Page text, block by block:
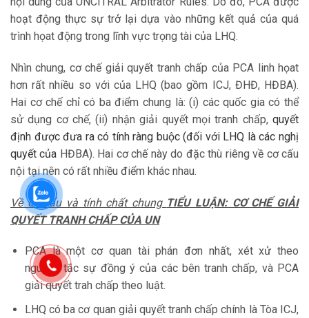
hoạt động thực sự trở lại dựa vào những kết quả của quá
trình họat động trong lĩnh vực trọng tài của LHQ.
Nhìn chung, cơ chế giải quyết tranh chấp của PCA linh họat
hơn rất nhiều so với của LHQ (bao gồm ICJ, ĐHĐ, HĐBA).
Hai cơ chế chỉ có ba điểm chung là: (i) các quốc gia có thể
sử dụng cơ chế, (ii) nhận giải quyết mọi tranh chấp, quyết
định được đưa ra có tính ràng buộc (đối với LHQ là các nghị
quyết của HĐBA). Hai cơ chế này do đặc thù riêng về cơ cấu
nội tại nên có rất nhiều điểm khác nhau.
Về cơ cấu và tính chất chung TIỂU LUẬN: CƠ CHẾ GIẢI
QUYẾT TRANH CHẤP CỦA UN
PCA là một cơ quan tài phán đơn nhất, xét xử theo
nguyên tắc sự đồng ý của các bên tranh chấp, và PCA
giải quyết trah chấp theo luật.
LHQ có ba cơ quan giải quyết tranh chấp chính là Tòa ICJ,